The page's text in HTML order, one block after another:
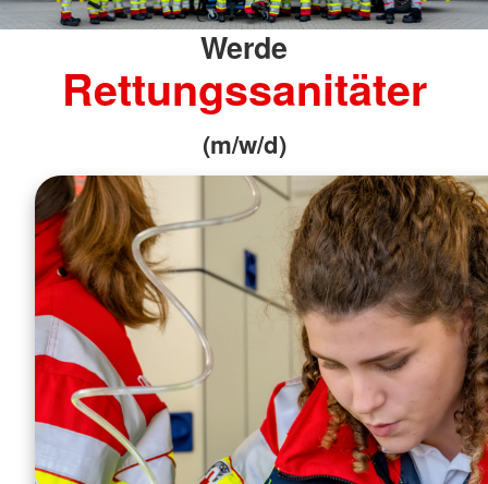
Werde
Rettungssanitäter
(m/w/d)